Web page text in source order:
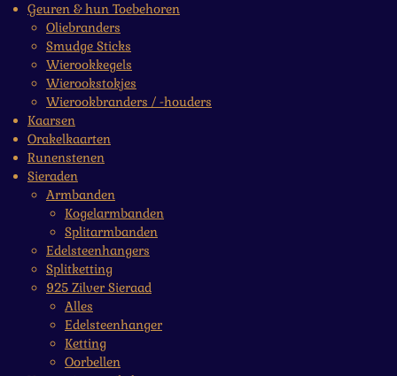
Geuren & hun Toebehoren
Oliebranders
Smudge Sticks
Wierookkegels
Wierookstokjes
Wierookbranders / -houders
Kaarsen
Orakelkaarten
Runenstenen
Sieraden
Armbanden
Kogelarmbanden
Splitarmbanden
Edelsteenhangers
Splitketting
925 Zilver Sieraad
Alles
Edelsteenhanger
Ketting
Oorbellen